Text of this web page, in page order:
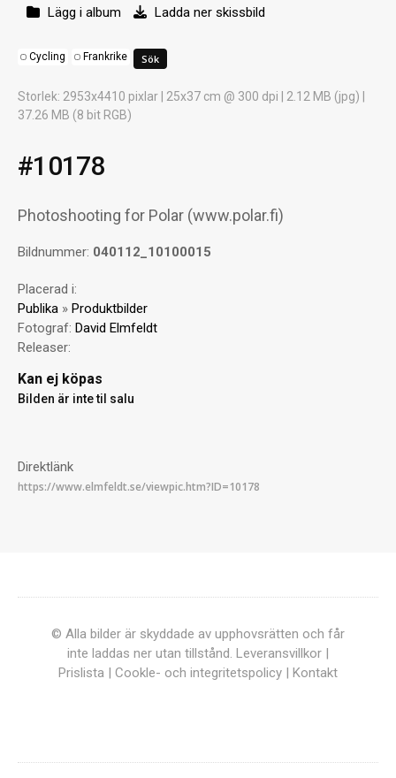
Lägg i album Ladda ner skissbild
Cycling Frankrike
Storlek: 2953x4410 pixlar | 25x37 cm @ 300 dpi | 2.12 MB (jpg) |
37.26 MB (8 bit RGB)
#10178
Photoshooting for Polar (www.polar.fi)
Bildnummer: 040112_10100015
Placerad i:
Publika » Produktbilder
Fotograf: David Elmfeldt
Releaser:
Kan ej köpas
Bilden är inte til salu
Direktlänk
© Alla bilder är skyddade av upphovsrätten och får
inte laddas ner utan tillstånd. Leveransvillkor |
Prislista | Cookle- och integritetspolicy | Kontakt